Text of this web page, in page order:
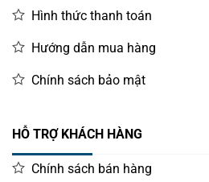
Hình thức thanh toán
Hướng dẫn mua hàng
Chính sách bảo mật
HỖ TRỢ KHÁCH HÀNG
Chính sách bán hàng